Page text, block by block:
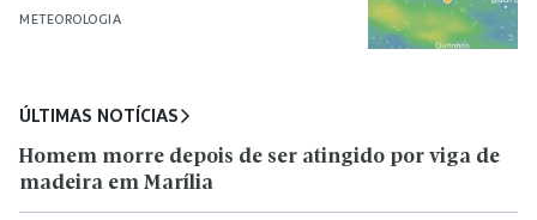
METEOROLOGIA
ÚLTIMAS NOTÍCIAS
Homem morre depois de ser atingido por viga de
madeira em Marília